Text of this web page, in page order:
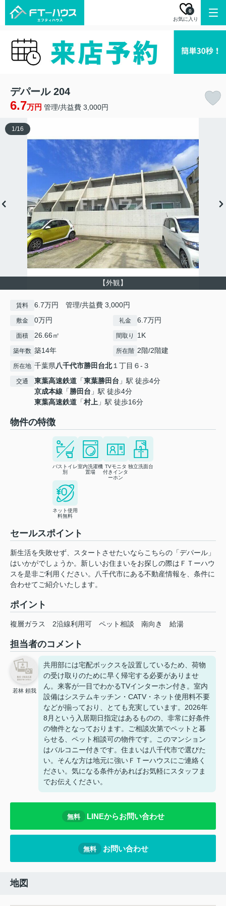
お気に入り
0
デパール 204
6.7万円 管理/共益費 3,000円
【外観】
1/16
賃料 6.7万円 管理/共益費 3,000円
敷金 0万円 礼金 6.7万円
面積 26.66㎡ 間取り 1K
築年数 築14年 所在階 2階/2階建
所在地 千葉県八千代市勝田台北１丁目６-３
交通 東葉高速鉄道 「東葉勝田台 」駅 徒歩4分
京成本線 「勝田台 」駅 徒歩4分
東葉高速鉄道 「村上 」駅 徒歩16分
物件の特徴
バストイレ
別
室内洗濯機
置場
TVモニタ
付きインタ
ーホン
独立洗面台
ネット使用
料無料
セールスポイント
新生活を失敗せず、スタートさせたいならこちらの「デパール」
はいかがでしょうか。新しいお住まいをお探しの際はＦＴーハウ
スを是非ご利用ください。八千代市にある不動産情報を、条件に
合わせてご紹介いたします。
ポイント
複層ガラス 2沿線利用可 ペット相談 南向き 給湯
担当者のコメント
若林 頼我
共用部には宅配ボックスを設置しているため、荷物
の受け取りのために早く帰宅する必要がありませ
ん。来客が一目でわかるTVインターホン付き。室内
設備はシステムキッチン・CATV・ネット使用料不要
などが揃っており、とても充実しています。2026年
8月という入居期日指定はあるものの、非常に好条件
の物件となっております。ご相談次第でペットと暮
らせる、ペット相談可の物件です。このマンション
はバルコニー付きです。住まいは八千代市で選びた
い。そんな方は地元に強いＦＴーハウスにご連絡く
ださい。気になる条件があればお気軽にスタッフま
でお伝えください。
無料 LINEからお問い合わせ
無料 お問い合わせ
地図